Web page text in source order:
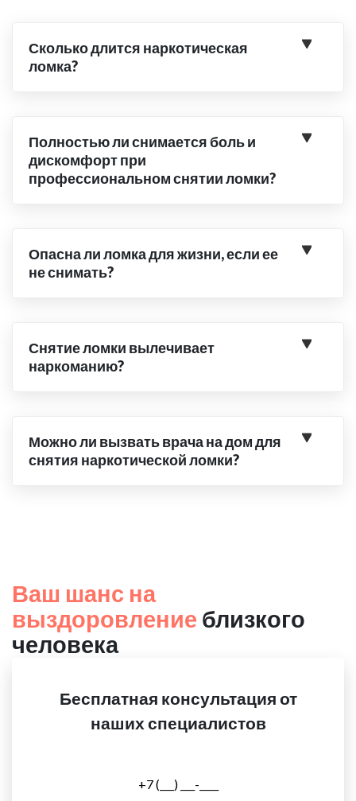
Сколько длится наркотическая
ломка?
Полностью ли снимается боль и
дискомфорт при
профессиональном снятии ломки?
Опасна ли ломка для жизни, если ее
не снимать?
Снятие ломки вылечивает
наркоманию?
Можно ли вызвать врача на дом для
снятия наркотической ломки?
Ваш шанс на
выздоровление близкого
человека
Бесплатная консультация от
наших специалистов